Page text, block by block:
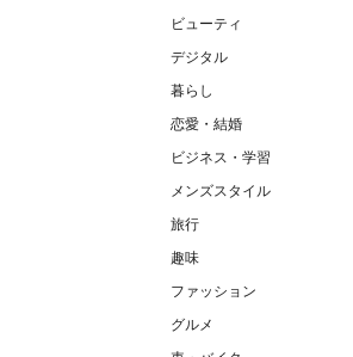
ビューティ
デジタル
暮らし
恋愛・結婚
ビジネス・学習
メンズスタイル
旅行
趣味
ファッション
グルメ